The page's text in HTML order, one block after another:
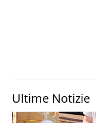
Ultime Notizie